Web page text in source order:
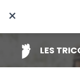
LES
×